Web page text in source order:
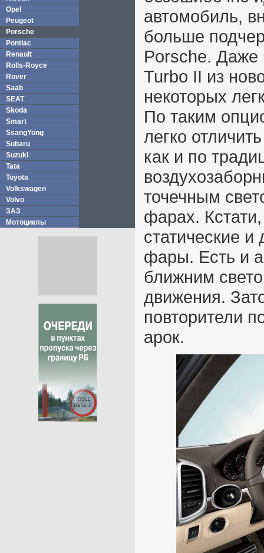
Opel
Peugeot
Porsche
Pontiac
Renault
Rolls-Royce
Rover
Saab
SEAT
Skoda
Smart
SsangYong
Subaru
Suzuki
Tata
Toyota
Volkswagen
Volvo
ЗАЗ
Мотоциклы
автомобиль,
больше
Porsche. Даже
Turbo II из
некоторых
По таким
легко
как и по
точечным
фарах.
статические
фары. Есть и
ближним
движения.
повторители
арок.